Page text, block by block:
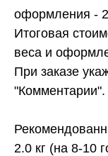
оформления -
Итоговая
веса и
При заказе
"Комментарии".
2.0 кг (на 8-10